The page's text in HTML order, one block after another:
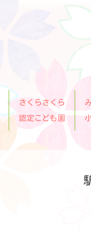
さくらさくら
認定こども園